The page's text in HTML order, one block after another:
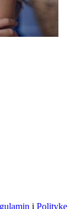
i Politykę